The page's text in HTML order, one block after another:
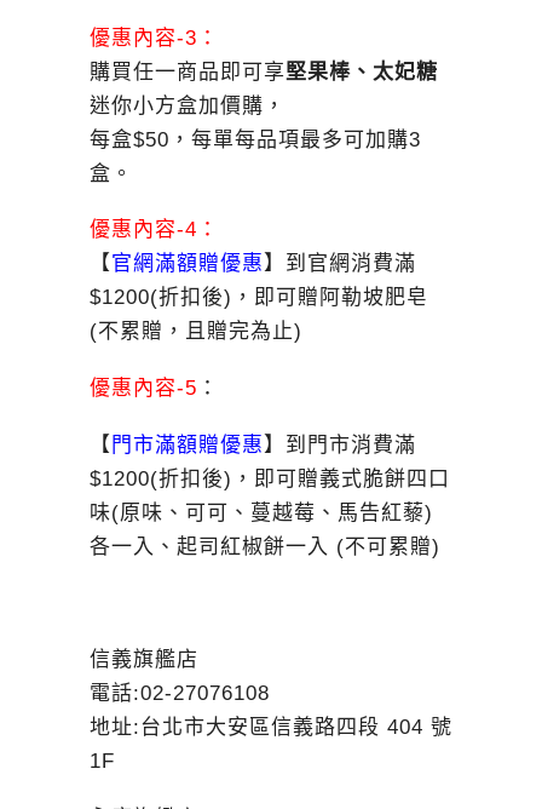
優惠內容-3：
購買任一商品即可享堅果棒、太妃糖
迷你小方盒加價購，
每盒$50，每單每品項最多可加購3
盒。
優惠內容-4：
【官網滿額贈優惠】到官網消費滿
$1200(折扣後)，即可贈阿勒坡肥皂
(不累贈，且贈完為止)
優惠內容-5 ：
【 門市滿額贈優惠 】到門市消費滿
$1200(折扣後)，即可贈義式脆餅四口
味(原味、可可、蔓越莓、馬告紅藜)
各一入、起司紅椒餅一入 (不可累贈)
信義旗艦店
電話:02-27076108
地址:台北市大安區信義路四段 404 號
1F